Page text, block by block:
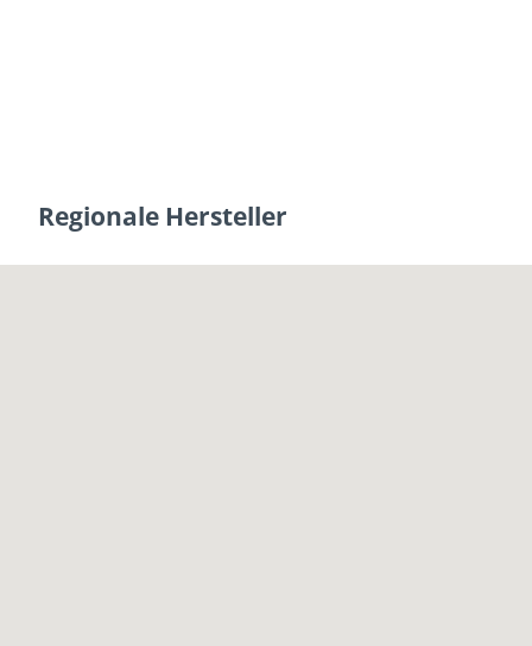
Regionale Hersteller